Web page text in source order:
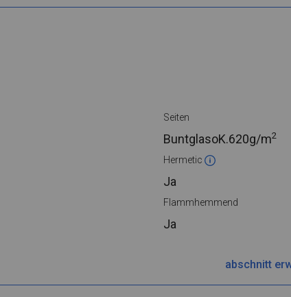
Seiten
BuntglasoK.620g/m2
Hermetic
Ja
Flammhemmend
Ja
abschnitt